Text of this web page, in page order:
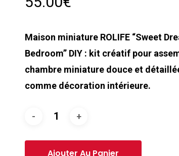
Maison miniature ROLIFE “Sweet
Bedroom” DIY : kit créatif pour
chambre miniature douce et
comme décoration intérieure.